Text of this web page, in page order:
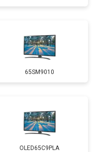
65SM9010
OLED65C9PLA